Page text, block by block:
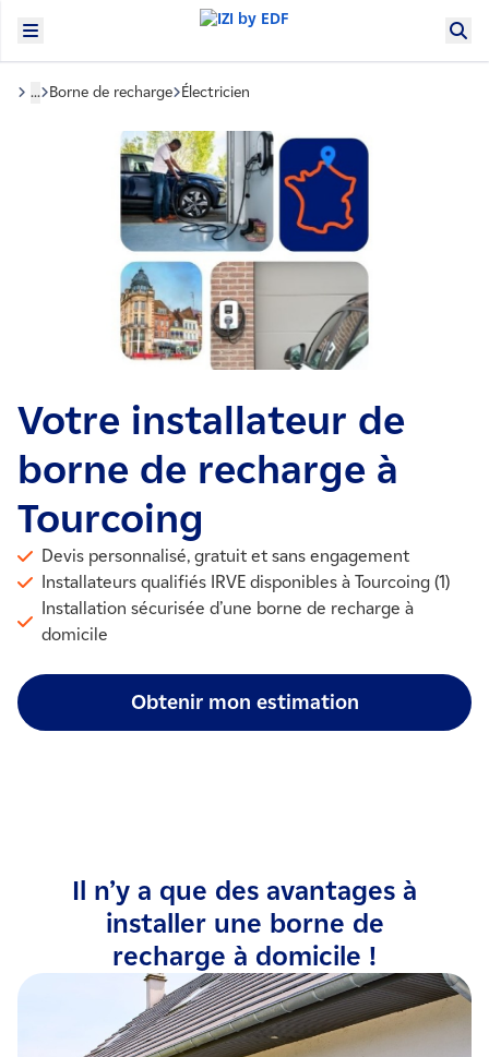
... Borne de recharge Électricien
Votre installateur de
borne de recharge à
Tourcoing
Devis personnalisé, gratuit et sans engagement
Installateurs qualifiés IRVE disponibles à Tourcoing (1)
Installation sécurisée d’une borne de recharge à
domicile
Obtenir mon estimation
Il n’y a que des avantages à
installer une borne de
recharge à domicile !